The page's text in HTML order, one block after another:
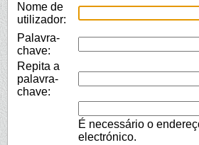
Nome de
utilizador:
Palavra-
chave:
Repita a
palavra-
chave:
É necessário o
electrónico.